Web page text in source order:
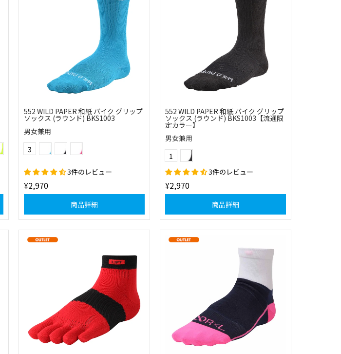
552 WILD PAPER 和紙 バイク グリップ
ソックス (ラウンド) BKS1003
男女兼用
Color
3
3件のレビュー
¥2,970
商品詳細
552 WILD PAPER 和紙 バイク グリップ
ソックス (ラウンド) BKS1003【流通限
定カラー】
男女兼用
Color
1
3件のレビュー
¥2,970
商品詳細